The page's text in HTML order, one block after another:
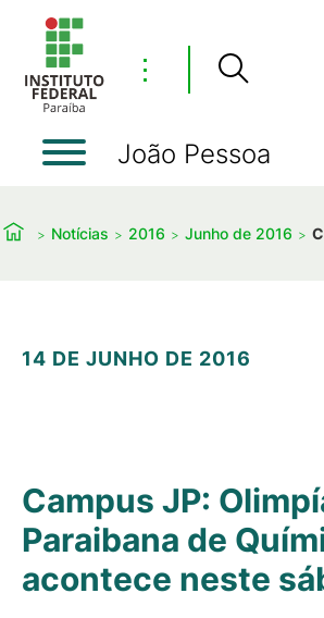
⋮
João Pessoa
Notícias 2016 Junho de 2016
14 DE JUNHO DE 2016
Campus JP:
Paraibana de
acontece neste